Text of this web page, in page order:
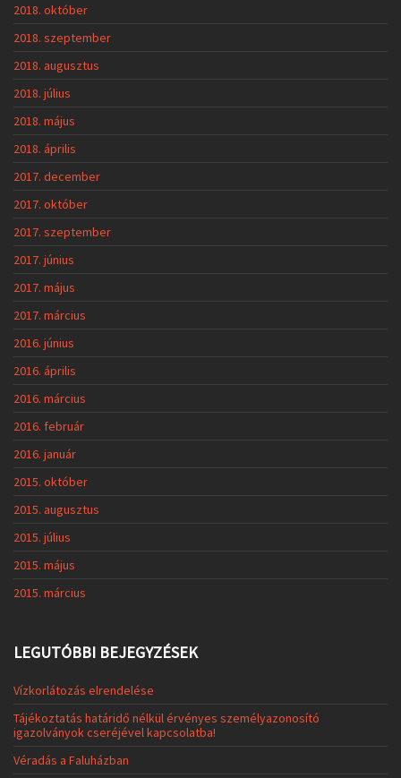
2018. október
2018. szeptember
2018. augusztus
2018. július
2018. május
2018. április
2017. december
2017. október
2017. szeptember
2017. június
2017. május
2017. március
2016. június
2016. április
2016. március
2016. február
2016. január
2015. október
2015. augusztus
2015. július
2015. május
2015. március
LEGUTÓBBI BEJEGYZÉSEK
Vízkorlátozás elrendelése
Tájékoztatás határidő nélkül érvényes személyazonosító
igazolványok cseréjével kapcsolatba!
Véradás a Faluházban